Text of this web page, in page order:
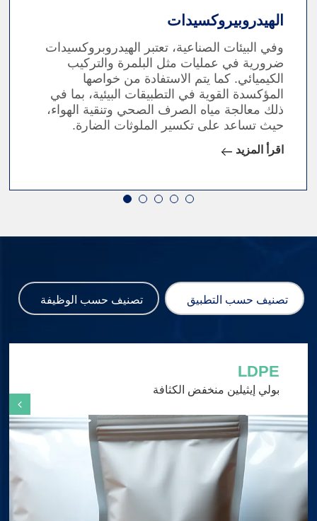
الهيدروبيروكسيدات
وفي البيئات الصناعية، تعتبر الهيدروبروكسيدات
ضرورية في عمليات مثل البلمرة والتركيب
الكيميائي. كما يتم الاستفادة من خواصها
المؤكسدة القوية في التطبيقات البيئية، بما في
ذلك معالجة مياه الصرف الصحي وتنقية الهواء،
حيث تساعد على تكسير الملوثات الضارة.
اقرأ المزيد
تصنيف حسب التطبيق تصنيف حسب الوظيفة
LDPE
بولي إيثيلين منخفض الكثافة